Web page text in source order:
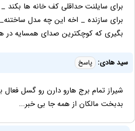
برای سایلنت حداقلی کف خانه ها بکند _
برای سازنده _ اخه این چه مدل
بگیری که کوچکترین صدای همسایه در
سید هادی: پاسخ
شیراز تمام برج هارو دارن رو گسل فعال
بدبخت مالکان از همه جا بی خبر...